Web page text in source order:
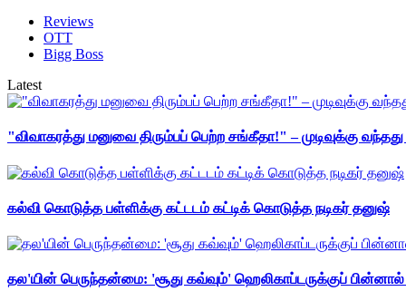
Reviews
OTT
Bigg Boss
Latest
"விவாகரத்து மனுவை திரும்பப் பெற்ற சங்கீதா!" – முடிவுக்கு
கல்வி கொடுத்த பள்ளிக்கு கட்டடம் கட்டிக் கொடுத்த நடிகர் தனுஷ்
தல'யின் பெருந்தன்மை: 'சூது கவ்வும்' ஹெலிகாப்டருக்குப்